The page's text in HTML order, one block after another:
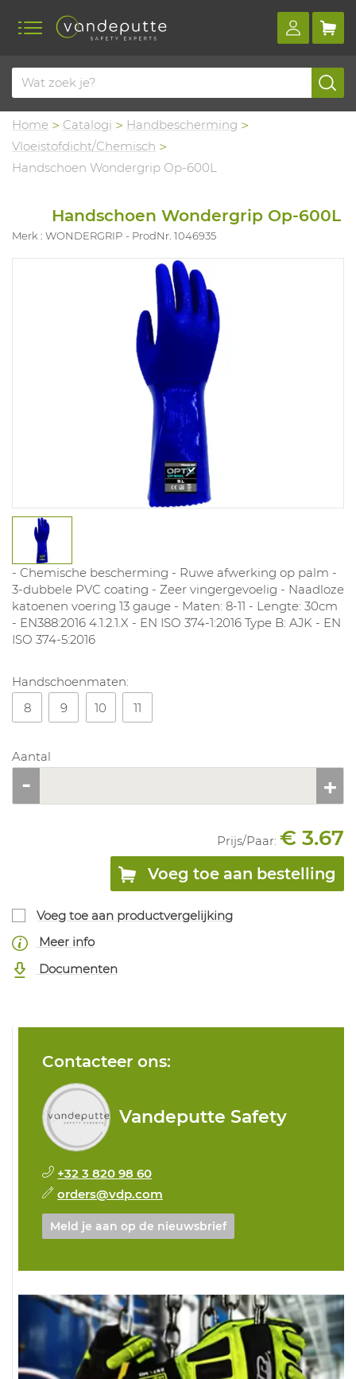
Home Catalogi
Handbescherming
Vloeistofdicht/Chemisch
Handschoen Wondergrip Op-600L
Handschoen Wondergrip Op-600L
Merk : WONDERGRIP ProdNr. 1046935
- Chemische bescherming - Ruwe afwerking op palm -
3-dubbele PVC coating - Zeer vingergevoelig - Naadloze
katoenen voering 13 gauge - Maten: 8-11 - Lengte: 30cm
- EN388:2016 4.1.2.1.X - EN ISO 374-1:2016 Type B: AJK - EN
ISO 374-5:2016
Handschoenmaten:
8
9 10 11
Aantal
Prijs/Paar: € 3.67
Voeg toe aan bestelling
Voeg toe aan productvergelijking
Meer info
Documenten
Contacteer ons:
Vandeputte Safety
+32 3 820 98 60
orders@vdp.com
Meld je aan op de nieuwsbrief